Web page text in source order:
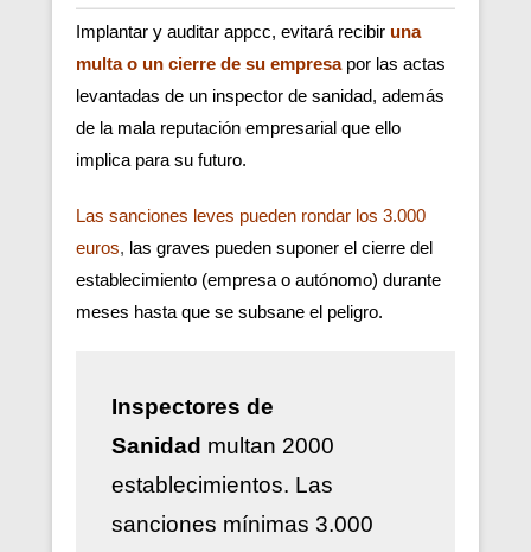
Implantar y auditar appcc, evitará recibir una
multa o un cierre de su empresa por las actas
levantadas de un inspector de sanidad, además
de la mala reputación empresarial que ello
implica para su futuro.
Las sanciones leves pueden rondar los 3.000
euros, las graves pueden suponer el cierre del
establecimiento (empresa o autónomo) durante
meses hasta que se subsane el peligro.
Inspectores de
Sanidad multan 2000
establecimientos. Las
sanciones mínimas 3.000